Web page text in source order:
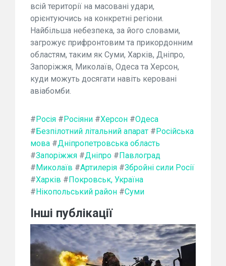
всій території на масовані удари,
орієнтуючись на конкретні регіони.
Найбільша небезпека, за його словами,
загрожує прифронтовим та прикордонним
областям, таким як Суми, Харків, Дніпро,
Запоріжжя, Миколаїв, Одеса та Херсон,
куди можуть досягати навіть керовані
авіабомби.
# Росія # Росіяни #Херсон #Одеса
# Безпілотний літальний апарат # Російська
мова #Дніпропетровська область
#Запоріжжя #Дніпро # Павлоград
# Миколаїв #Артилерія #Збройні сили Росії
#Харків # Покровськ, Україна
# Нікопольський район #Суми
Інші публікації